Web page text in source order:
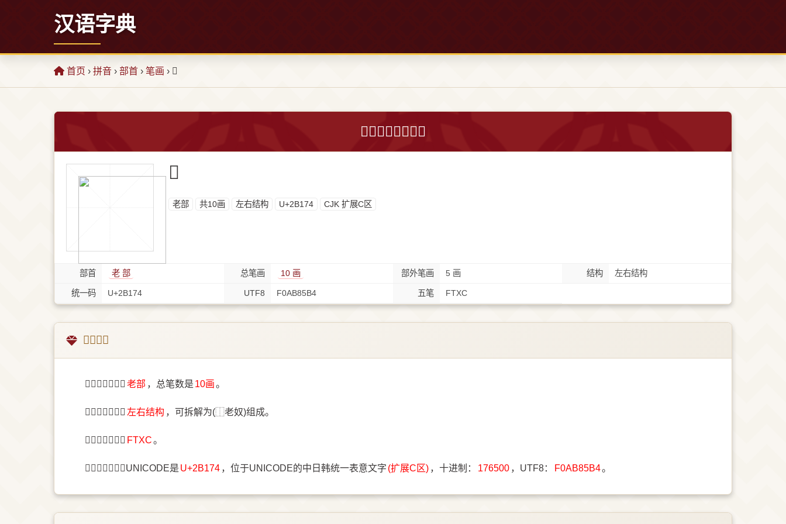
汉语字典
首页 › 拼音 › 部首 › 笔画 › 𫅴
𫅴字的意思和解释
𫅴
⽼部 共10画 左右结构 U+2B174 CJK 扩展C区
部首 ⽼ 部 总笔画 10 画 部外笔画 5 画 结构 左右结构
统一码 U+2B174 UTF8 F0AB85B4 五笔 FTXC
𫅴字概述
〔𫅴〕字部首是 ⽼部 ，总笔数是 10画。
〔𫅴〕字结构是 左右结构 ，可拆解为(⿰老奴)组成。
〔𫅴〕字五笔是 FTXC。
〔𫅴〕字统一码UNICODE是 U+2B174 ，位于UNICODE的中日韩统一表意文字 (扩展C区) ，十进制： 176500 ，UTF8： F0AB85B4。